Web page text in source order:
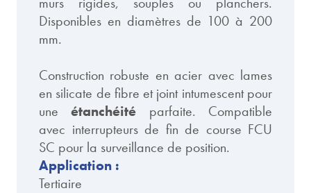
Disponibles en diamètres de 100 à 200
mm.
Construction robuste en acier avec lames
en silicate de fibre et joint intumescent pour
uneétanchéité parfaite. Compatible
avec interrupteurs de fin de course FCU
SC pour la surveillance de position.
Application :
Tertiaire